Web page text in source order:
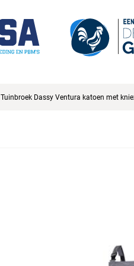
Tuinbroek Dassy Ventura katoen met